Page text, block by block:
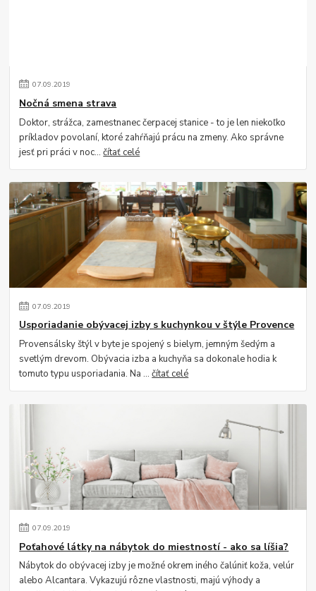
07.09.2019
Nočná smena strava
Doktor, strážca, zamestnanec čerpacej stanice - to je len niekoľko
príkladov povolaní, ktoré zahŕňajú prácu na zmeny. Ako správne
jesť pri práci v noc...čítať celé
07.09.2019
Usporiadanie obývacej izby s kuchynkou v štýle Provence
Provensálsky štýl v byte je spojený s bielym, jemným šedým a
svetlým drevom. Obývacia izba a kuchyňa sa dokonale hodia k
tomuto typu usporiadania. Na ...čítať celé
07.09.2019
Poťahové látky na nábytok do miestností - ako sa líšia?
Nábytok do obývacej izby je možné okrem iného čalúniť koža, velúr
alebo Alcantara. Vykazujú rôzne vlastnosti, majú výhody a